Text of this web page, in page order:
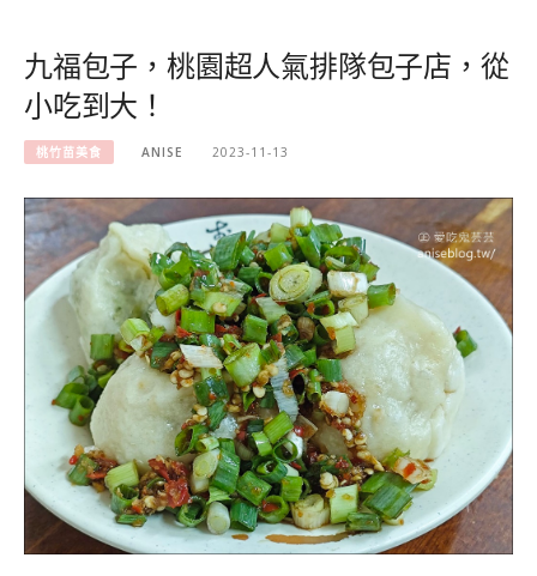
九福包子，桃園超人氣排隊包子店，從
小吃到大！
桃竹苗美食 ANISE 2023-11-13